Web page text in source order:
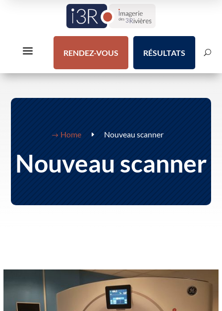
a RENDEZ-VOUS RÉSULTATS U
$ Home E Nouveau scanner
Nouveau scanner